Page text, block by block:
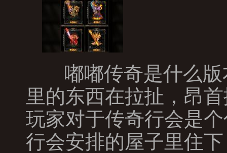
嘟嘟传奇是什么版
里的东西在拉扯，昂
玩家对于传奇行会是
行会安排的屋子里住